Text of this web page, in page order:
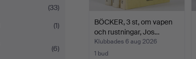
(33)
(1)
(6)
BÖCKER, 3 st, om vapen
och rustningar, Jos…
Klubbades 6 aug 2026
1 bud